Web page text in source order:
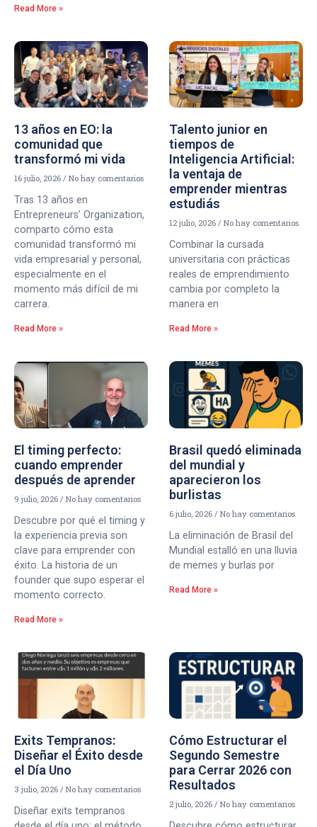
Read More »
13 años en EO: la
comunidad que
transformó mi vida
16 julio, 2026 No hay comentarios
Tras 13 años en
Entrepreneurs’ Organization,
comparto cómo esta
comunidad transformó mi
vida empresarial y personal,
especialmente en el
momento más difícil de mi
carrera.
Read More »
Talento junior en
tiempos de
Inteligencia Artificial:
la ventaja de
emprender mientras
estudiás
12 julio, 2026 No hay comentarios
Combinar la cursada
universitaria con prácticas
reales de emprendimiento
cambia por completo la
manera en
Read More »
El timing perfecto:
cuando emprender
después de aprender
9 julio, 2026 No hay comentarios
Descubre por qué el timing y
la experiencia previa son
clave para emprender con
éxito. La historia de un
founder que supo esperar el
momento correcto.
Read More »
Brasil quedó eliminada
del mundial y
aparecieron los
burlistas
6 julio, 2026 No hay comentarios
La eliminación de Brasil del
Mundial estalló en una lluvia
de memes y burlas por
Read More »
Exits Tempranos:
Diseñar el Éxito desde
el Día Uno
3 julio, 2026 No hay comentarios
Diseñar exits tempranos
Cómo Estructurar el
Segundo Semestre
para Cerrar 2026 con
Resultados
2 julio, 2026 No hay comentarios